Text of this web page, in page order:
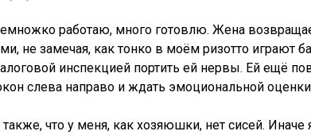
работаю, много готовлю. Жена
не замечая, как тонко в моём ризотто играют
инспекцией портить ей нервы. Ей ещё
слева направо и ждать эмоциональной
что у меня, как хозяюшки, нет сисей.